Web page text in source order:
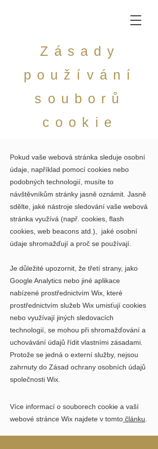
Zásady
používání
souborů
cookie
Pokud vaše webová stránka sleduje osobní
údaje, například pomocí cookies nebo
podobných technologií, musíte to
návštěvníkům stránky jasně oznámit. Jasně
sdělte, jaké nástroje sledování vaše webová
stránka využívá (např. cookies, flash
cookies, web beacons atd.), jaké osobní
údaje shromažďují a proč se používají.
Je důležité upozornit, že třetí strany, jako
Google Analytics nebo jiné aplikace
nabízené prostřednictvím Wix, které
prostřednictvím služeb Wix umisťují cookies
nebo využívají jiných sledovacích
technologií, se mohou při shromažďování a
uchovávání údajů řídit vlastními zásadami.
Protože se jedná o externí služby, nejsou
zahrnuty do Zásad ochrany osobních údajů
společnosti Wix.
Více informací o souborech cookie a vaší
webové stránce Wix najdete v tomto článku